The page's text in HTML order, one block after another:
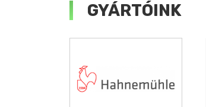
GYÁRTÓINK